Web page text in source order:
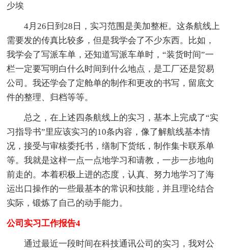
少埃
4月26日到28日，实习范围是美加整柜。这条航线上
需要发的传真比较多，但是我学会了不少东西。比如，
我学会了写派车单，还知道写派车单时，“装货时间”一
栏一定要写明白什么时间到什么地点，是工厂还是贸易
公司。我还学会了定舱单的制作和更改的书写，留底文
件的整理、归档等等。
总之，在上述四条航线上的实习，基本上完成了“实
习指导书”里应该实习的10条内容，像了解航线基本情
况，接受与审核委托书，缮制下货纸，制作集卡联系单
等。我就是这样一点一点地学习和请教，一步一步地向
前走的。本着积极上进的态度，认真、努力地学习了海
运出口操作的一些最基本的常识和技能，并且理论结合
实际，锻炼了自己的动手能力。
公司实习工作报告4
通过最近一段时间在科技通讯公司的实习，我对公